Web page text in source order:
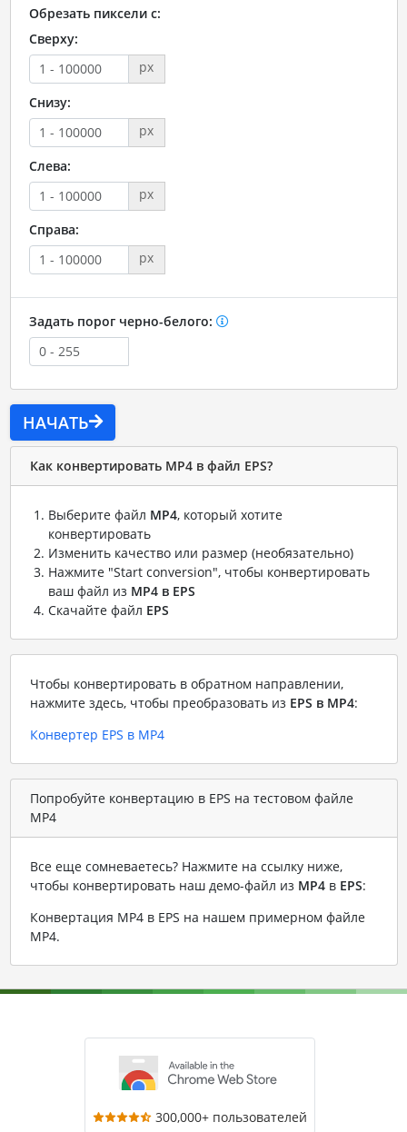
Обрезать пиксели с:
Сверху:
px
Снизу:
px
Слева:
px
Справа:
px
Задать порог черно-белого:
НАЧАТЬ
Как конвертировать MP4 в файл EPS?
Выберите файл MP4, который хотите
конвертировать
Изменить качество или размер (необязательно)
Нажмите "Start conversion", чтобы конвертировать
ваш файл из MP4 в EPS
Скачайте файл EPS
Чтобы конвертировать в обратном направлении,
нажмите здесь, чтобы преобразовать из EPS в MP4:
Конвертер EPS в MP4
Попробуйте конвертацию в EPS на тестовом файле
MP4
Все еще сомневаетесь? Нажмите на ссылку ниже,
чтобы конвертировать наш демо-файл из MP4в EPS:
Конвертация MP4 в EPS на нашем примерном файле
MP4.
300,000+ пользователей